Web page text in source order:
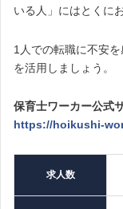
いる人」にはとくに
1人での転職に不安
を活用しましょう。
保育士ワーカー公式
https://hoikushi-
求人数